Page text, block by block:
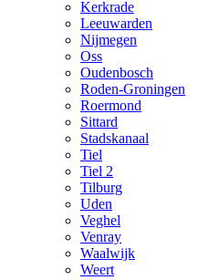
Kerkrade
Leeuwarden
Nijmegen
Oss
Oudenbosch
Roden-Groningen
Roermond
Sittard
Stadskanaal
Tiel
Tiel 2
Tilburg
Uden
Veghel
Venray
Waalwijk
Weert